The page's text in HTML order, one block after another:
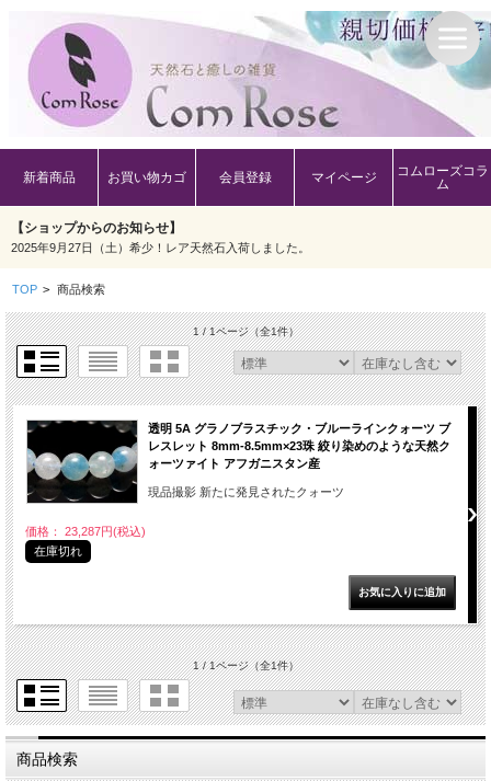
新着商品 お買い物カゴ 会員登録 マイページ
コムローズコラ
ム
【ショップからのお知らせ】
2025年9月27日（土）希少！レア天然石入荷しました。
TOP > 商品検索
1 / 1ページ（全1件）
透明 5A グラノブラスチック・ブルーラインクォーツ ブ
レスレット 8mm-8.5mm×23珠 絞り染めのような天然ク
ォーツァイト アフガニスタン産
現品撮影 新たに発見されたクォーツ
価格： 23,287円(税込)
在庫切れ
1 / 1ページ（全1件）
商品検索